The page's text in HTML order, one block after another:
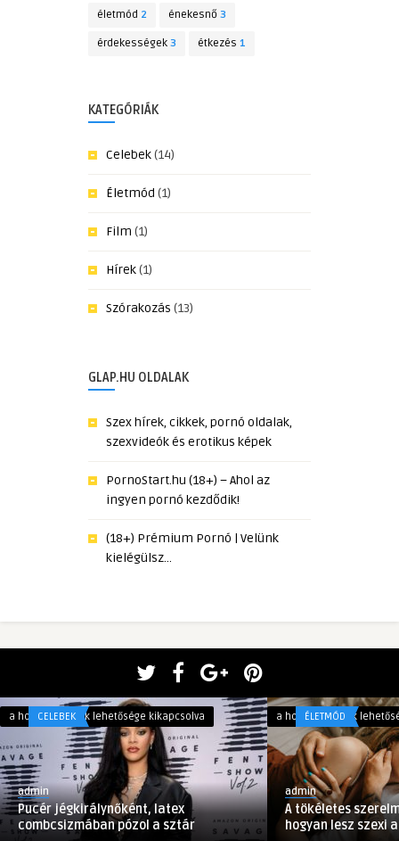
életmód 2 énekesnő 3
érdekességek 3 étkezés 1
KATEGÓRIÁK
Celebek(14)
Életmód (1)
Film (1)
Hírek(1)
Szórakozás (13)
GLAP.HU OLDALAK
Szex hírek, cikkek, pornó oldalak,
szexvideók és erotikus képek
PornoStart.hu (18+) – Ahol az
ingyen pornó kezdődik!
(18+) Prémium Pornó | Velünk
kielégülsz…
Pucér
jégkirálynőként,
latex
combcsizmában
pózol
a
sztár
a hozzászólások lehetősége kikapcsolva
CELEBEK
admin
Pucér jégkirálynőként, latex
combcsizmában pózol a sztár
A
tökéletes
szerelmi
fészek
–
6
tipp,
a hozzászólások
ÉLETMÓD
admin
A tökéletes
hogyan lesz szexi